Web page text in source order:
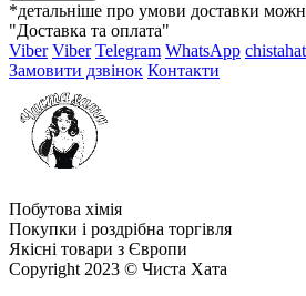
*детальніше про умови доставки можна
"Доставка та оплата"
Viber Viber Telegram WhatsApp
Замовити дзвінок Контакти
Побутова хімія
Покупки і роздрібна торгівля
Якісні товари з Європи
Copyright 2023 © Чиста Хата